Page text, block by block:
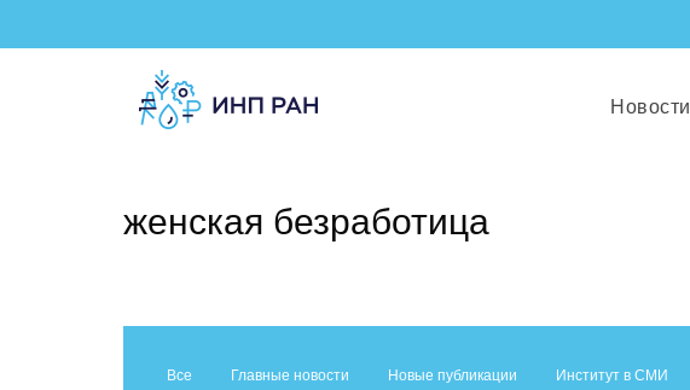
Новости
женская безработица
Все Главные новости Новые публикации Институт в СМИ